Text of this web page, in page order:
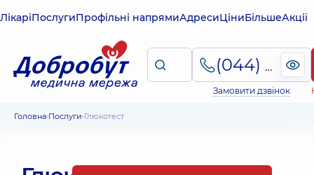
ЛікаріПослугиПрофільні напрямиАдресиЦіниБільшеАкції
(044) 495-2-888
Замовити дзвінок
Головна Послуги Глюкотест